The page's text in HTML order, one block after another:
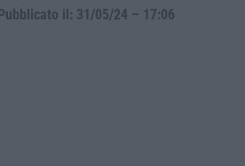
Pubblicato il: 31/05/24 – 17:06